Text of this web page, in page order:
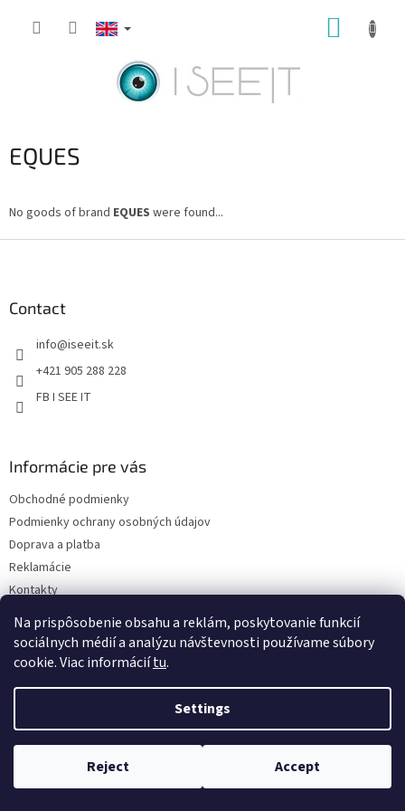
Na prispôsobenie obsahu a reklám, poskytovanie funkcií
sociálnych médií a analýzu návštevnosti používame súbory
cookie. Viac informáciítu.
Settings
Reject Accept
EQUES
No goods of brand EQUES were found...
Contact
info@iseeit.sk
+421 905 288 228
FB I SEE IT
Informácie pre vás
Obchodné podmienky
Podmienky ochrany osobných údajov
Doprava a platba
Reklamácie
Kontakty
Eshop ISEEIT. All rights reserved.
settings